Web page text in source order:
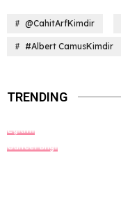
@CahitArfKimdir
#Albert CamusKimdir
TRENDING
Eğitim
Güncel Bilgi